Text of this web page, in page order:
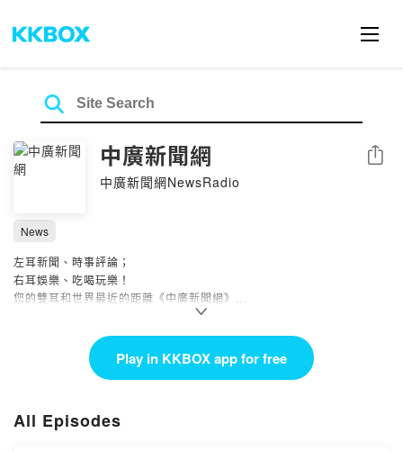
中廣新聞網
中廣新聞網NewsRadio
Share
News
左耳新聞、時事評論；
右耳娛樂、吃喝玩樂！
您的雙耳和世界最近的距離《中廣新聞網》
中廣新聞網為台灣歷史最悠久的新聞專業廣播頻道，意見、接洽請連繫
https://www.facebook.com/BCC.NEWS.radio
Play in KKBOX app for free
All Episodes